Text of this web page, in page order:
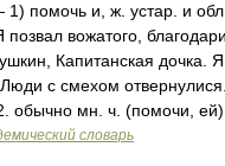
помочь и, ж. устар. и
вожатого,
Капитанская дочка.
с смехом
обычно мн. ч. (помочи,
словарь